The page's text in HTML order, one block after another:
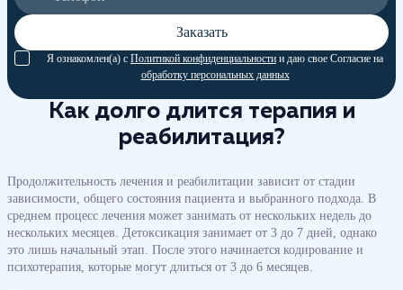
Заказать
Я ознакомлен(а) с Политикой конфиденциальности и даю свое Согласие на
обработку персональных данных
Как долго длится терапия и
реабилитация?
Продолжительность лечения и реабилитации зависит от стадии
зависимости, общего состояния пациента и выбранного подхода. В
среднем процесс лечения может занимать от нескольких недель до
нескольких месяцев. Детоксикация занимает от 3 до 7 дней, однако
это лишь начальный этап. После этого начинается кодирование и
психотерапия, которые могут длиться от 3 до 6 месяцев.